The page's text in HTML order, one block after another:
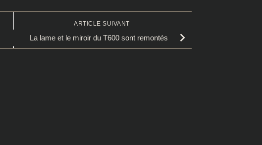
ARTICLE SUIVANT
La lame et le miroir du T600 sont remontés